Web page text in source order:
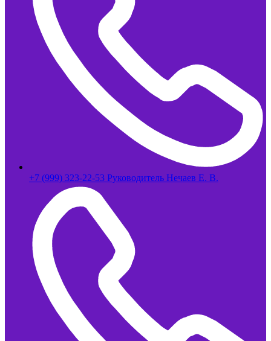
+7 (999) 323-22-53 Руководитель Нечаев Е. В.